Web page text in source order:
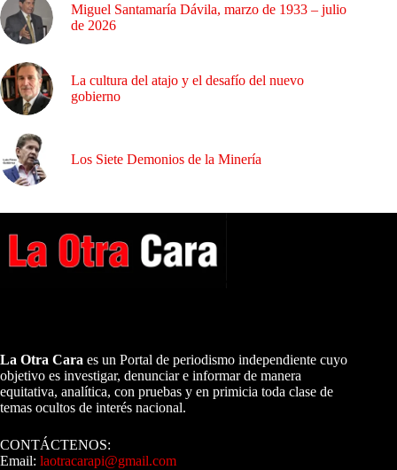
Miguel Santamaría Dávila, marzo de 1933 – julio
de 2026
La cultura del atajo y el desafío del nuevo
gobierno
Los Siete Demonios de la Minería
La Otra Cara es un Portal de periodismo independiente cuyo
objetivo es investigar, denunciar e informar de manera
equitativa, analítica, con pruebas y en primicia toda clase de
temas ocultos de interés nacional.
CONTÁCTENOS:
Email: laotracarapi@gmail.com